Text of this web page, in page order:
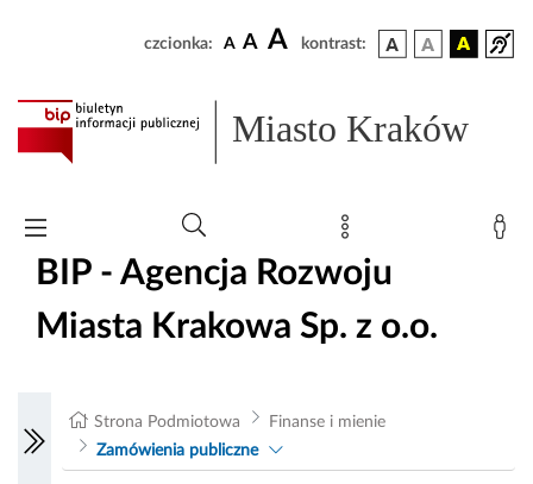
czcionka: A A A kontrast:
Miasto Kraków
BIP - Agencja Rozwoju
Miasta Krakowa Sp. z o.o.
Strona Podmiotowa
Finanse i mienie
Zamówienia publiczne